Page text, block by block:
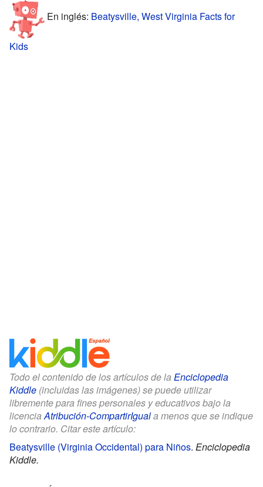
En inglés: Beatysville, West Virginia Facts for
Kids
Todo el contenido de los artículos de la Enciclopedia
Kiddle (incluidas las imágenes) se puede utilizar
libremente para fines personales y educativos bajo la
licenciaAtribución-CompartirIguala menos que se indique
lo contrario. Citar este artículo:
Beatysville (Virginia Occidental) para Niños. Enciclopedia
Kiddle.